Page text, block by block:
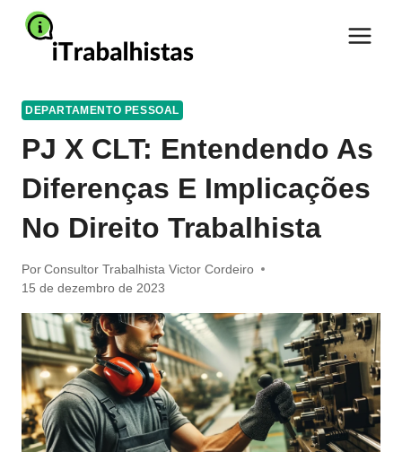
Pular
para
DEPARTAMENTO PESSOAL
PJ X CLT: Entendendo As
Diferenças E Implicações
No Direito Trabalhista
Por Consultor Trabalhista Victor Cordeiro
15 de dezembro de 2023